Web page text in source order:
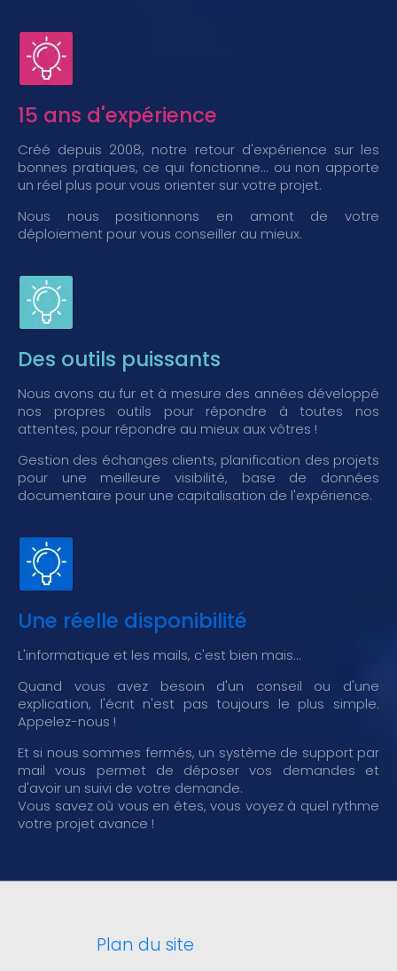
15 ans d'expérience
Créé depuis 2008, notre retour d'expérience sur les
bonnes pratiques, ce qui fonctionne... ou non apporte
un réel plus pour vous orienter sur votre projet.
Nous nous positionnons en amont de votre
déploiement pour vous conseiller au mieux.
Des outils puissants
Nous avons au fur et à mesure des années développé
nos propres outils pour répondre à toutes nos
attentes, pour répondre au mieux aux vôtres !
Gestion des échanges clients, planification des projets
pour une meilleure visibilité, base de données
documentaire pour une capitalisation de l'expérience.
Une réelle disponibilité
L'informatique et les mails, c'est bien mais...
Quand vous avez besoin d'un conseil ou d'une
explication, l'écrit n'est pas toujours le plus simple.
Appelez-nous !
Et si nous sommes fermés, un système de support par
mail vous permet de déposer vos demandes et
d'avoir un suivi de votre demande.
Vous savez où vous en êtes, vous voyez à quel rythme
votre projet avance !
Plan du site